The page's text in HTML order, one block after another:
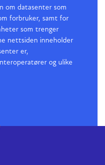
om datasenter som
forbruker, samt for
som trenger
nettsiden inneholder
er,
og ulike